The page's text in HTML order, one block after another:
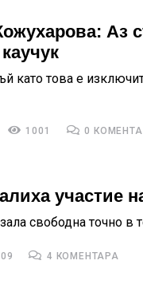
Аз
като това е
1001 0
участие
свободна точно в
4 КОМЕНТАРА